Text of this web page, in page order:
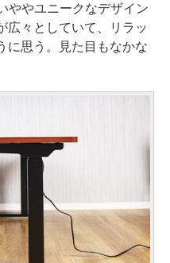
ややユニークなデザイン
広々としていて、リラッ
に思う。見た目もなかな